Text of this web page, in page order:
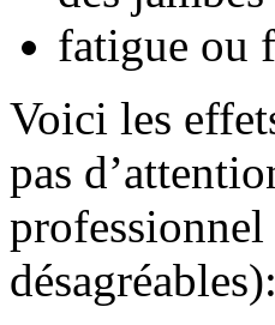
fatigue ou
Voici les
pas
professionnel
désagréables):